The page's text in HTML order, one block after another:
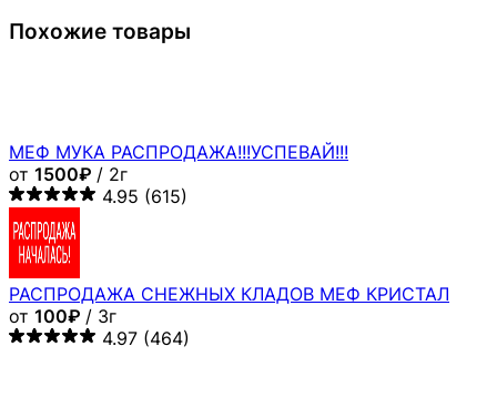
Похожие товары
МЕФ МУКА РАСПРОДАЖА!!!УСПЕВАЙ!!!
от 1500₽ / 2г
4.95 (615)
РАСПРОДАЖА СНЕЖНЫХ КЛАДОВ МЕФ КРИСТАЛ
от 100₽ / 3г
4.97 (464)